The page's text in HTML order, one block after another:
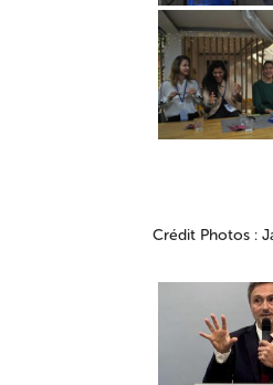
Crédit Photos :